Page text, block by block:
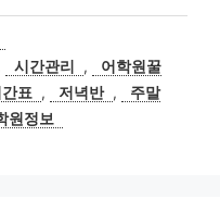
시간관리 ,
어학원꿀
표 , 저녁반 ,
주말
원정보